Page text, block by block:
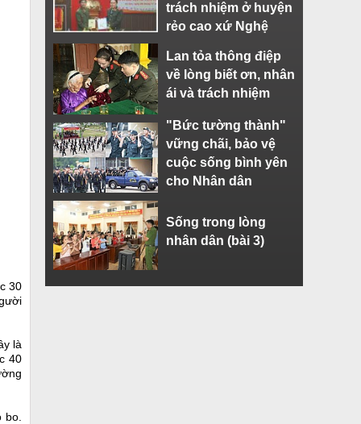
30
là
40
trách nhiệm ở huyện
rẻo cao xứ Nghệ
Lan tỏa thông điệp
về lòng biết ơn, nhân
ái và trách nhiệm
"Bức tường thành"
vững chãi, bảo vệ
cuộc sống bình yên
cho Nhân dân
Sống trong lòng
nhân dân (bài 3)